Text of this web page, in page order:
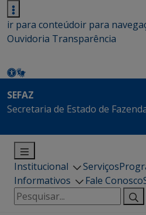
ir para conteúdoir para
Ouvidoria Transparência
SEFAZ
Secretaria de Estado de
Institucional Serviços
Informativos
Fale Conosco
Pesquisar
por: